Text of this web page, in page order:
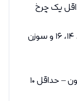
یک چرخ
سوزن چرخ خیاطی (اندازه‌های ۹، ۱۱، ۱۴، ۱۶ و سوزن
نخ خیاطی (پلی‌استر، ابریشم، نایلون – حداقل ۱۰